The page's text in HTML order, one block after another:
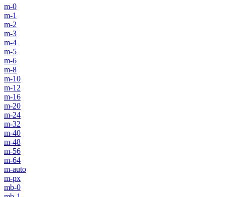
m-0
m-1
m-2
m-3
m-4
m-5
m-6
m-8
m-10
m-12
m-16
m-20
m-24
m-32
m-40
m-48
m-56
m-64
m-auto
m-px
mb-0